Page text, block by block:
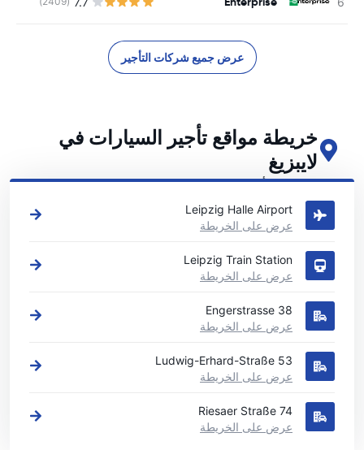
عرض جميع شركات التأجير
خريطة مواقع تأجير السيارات في
لايبزيغ
اطلع على مواقع تأجير السيارات الرئيسية لدينا في لايبزيغ
Leipzig Halle Airport
عرض على الخريطة
Leipzig Train Station
عرض على الخريطة
Engerstrasse 38
عرض على الخريطة
Ludwig-Erhard-Straße 53
عرض على الخريطة
Riesaer Straße 74
عرض على الخريطة